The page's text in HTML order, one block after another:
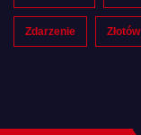
Zdarzenie Złotów